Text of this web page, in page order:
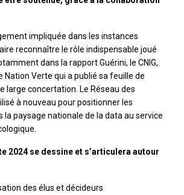
impliquée dans les instances
reconnaître le rôle indispensable joué
dans la rapport Guérini, le CNIG,
Nation Verte qui a publié sa feuille de
large concertation. Le Réseau des
à nouveau pour positionner les
paysage nationale de la data au service
2024 se dessine et s’articulera autour
des élus et décideurs